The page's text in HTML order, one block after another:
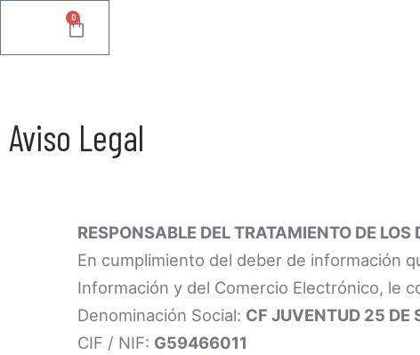
0
Aviso Legal
RESPONSABLE DEL TRATAMIENTO DE LOS
En cumplimiento del deber de información
Información y del Comercio Electrónico, le
Denominación Social: CF JUVENTUD 25 DE
CIF / NIF: G59466011